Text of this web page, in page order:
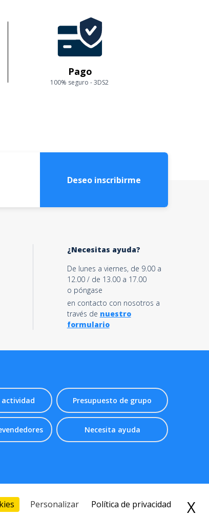
Personalizar Política de privacidad X
Pago
100% seguro - 3DS2
Deseo inscribirme
¿Necesitas ayuda?
De lunes a viernes, de 9.00 a
12.00 / de 13.00 a 17.00
o póngase
en contacto con nosotros a
través de nuestro
formulario
actividad Presupuesto de grupo
Necesita ayuda
- Sitemap